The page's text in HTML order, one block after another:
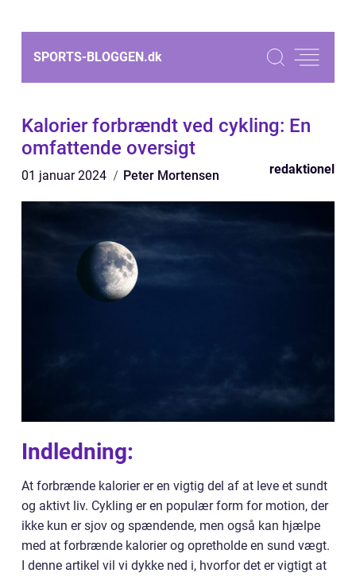
SPORTS-BLOGGEN.dk
Kalorier forbrændt ved cykling: En
omfattende oversigt
01 januar 2024 Peter Mortensen redaktionel
Indledning:
At forbrænde kalorier er en vigtig del af at leve et sundt
og aktivt liv. Cykling er en populær form for motion, der
ikke kun er sjov og spændende, men også kan hjælpe
med at forbrænde kalorier og opretholde en sund vægt.
I denne artikel vil vi dykke ned i, hvorfor det er vigtigt at